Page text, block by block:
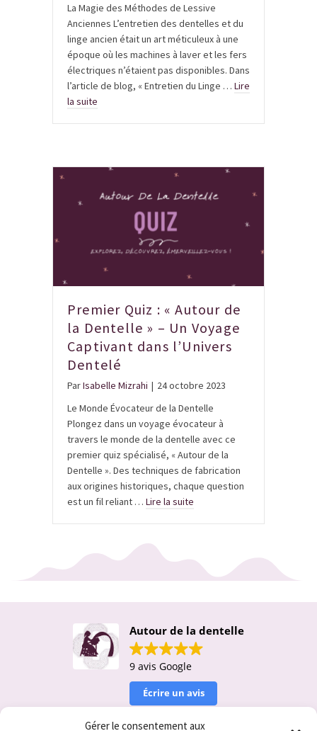
Gérer le consentement aux
La Magie des Méthodes de Lessive
Anciennes L’entretien des dentelles et du
linge ancien était un art méticuleux à une
époque où les machines à laver et les fers
électriques n’étaient pas disponibles. Dans
l’article de blog, « Entretien du Linge … Lire
la suite
Premier Quiz : « Autour de
la Dentelle » – Un Voyage
Captivant dans l’Univers
Dentelé
ParIsabelle Mizrahi | 24 octobre 2023
Le Monde Évocateur de la Dentelle
Plongez dans un voyage évocateur à
travers le monde de la dentelle avec ce
premier quiz spécialisé, « Autour de la
Dentelle ». Des techniques de fabrication
aux origines historiques, chaque question
est un fil reliant … Lire la suite
Autour de la dentelle
9 avis Google
Écrire un avis